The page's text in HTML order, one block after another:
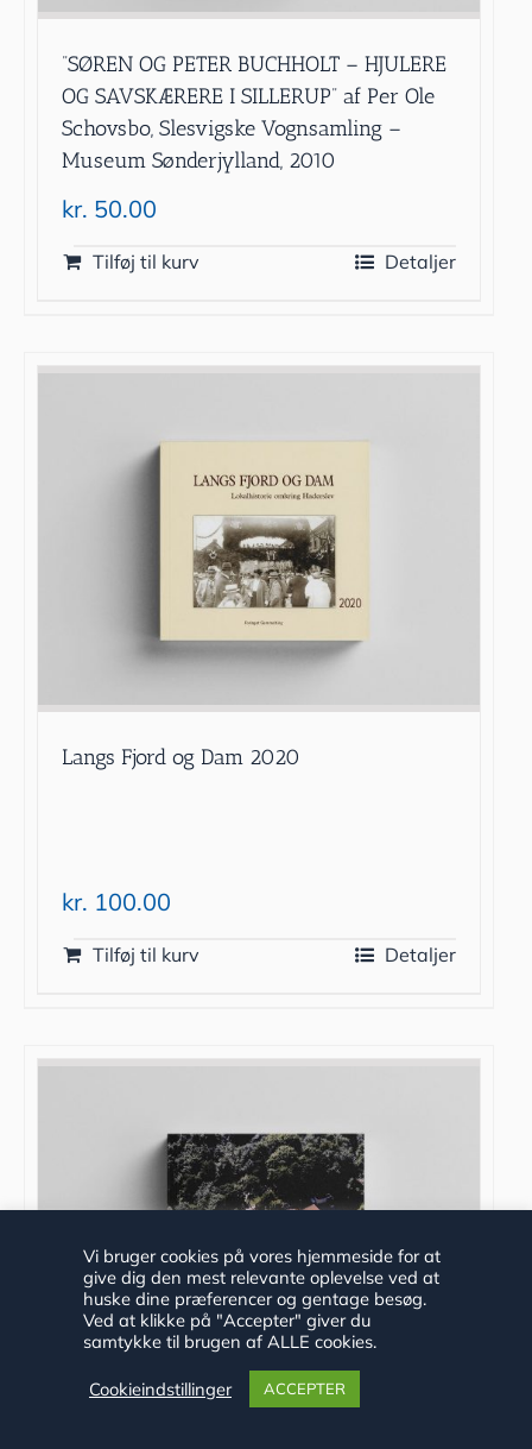
”SØREN OG PETER BUCHHOLT – HJULERE
OG SAVSKÆRERE I SILLERUP” af Per Ole
Schovsbo, Slesvigske Vognsamling –
Museum Sønderjylland, 2010
kr. 50.00
Tilføj til kurv Detaljer
Langs Fjord og Dam 2020
kr. 100.00
Tilføj til kurv Detaljer
Vi bruger cookies på vores hjemmeside for at
give dig den mest relevante oplevelse ved at
huske dine præferencer og gentage besøg.
Ved at klikke på "Accepter" giver du
samtykke til brugen af ALLE cookies.
Cookieindstillinger ACCEPTER